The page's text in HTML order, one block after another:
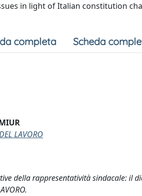
in light of Italian constitution
completa Scheda
LAVORO
della rappresentatività sindacale: il